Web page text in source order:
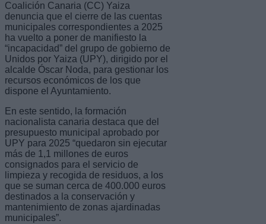
Coalición Canaria (CC) Yaiza
denuncia que el cierre de las cuentas
municipales correspondientes a 2025
ha vuelto a poner de manifiesto la
“incapacidad” del grupo de gobierno de
Unidos por Yaiza (UPY), dirigido por el
alcalde Óscar Noda, para gestionar los
recursos económicos de los que
dispone el Ayuntamiento.
En este sentido, la formación
nacionalista canaria destaca que del
presupuesto municipal aprobado por
UPY para 2025 “quedaron sin ejecutar
más de 1,1 millones de euros
consignados para el servicio de
limpieza y recogida de residuos, a los
que se suman cerca de 400.000 euros
destinados a la conservación y
mantenimiento de zonas ajardinadas
municipales”.